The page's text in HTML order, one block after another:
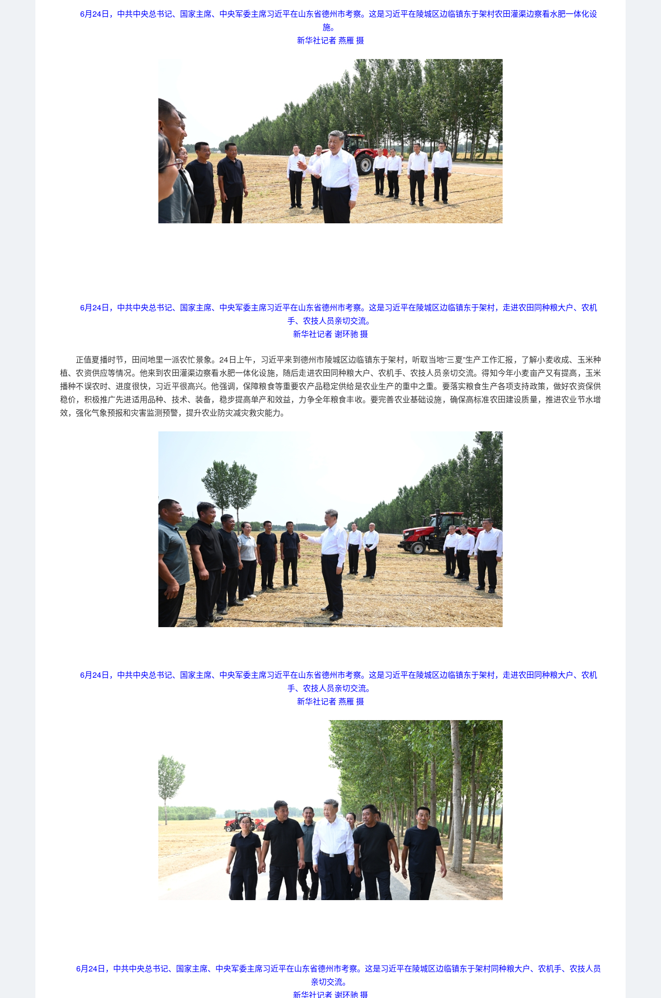
6月24日，中共中央总书记、国家主席、中央军委主席习近平在山东省德州市考察。这是习近平在陵城区边临镇东于架村农田灌渠边察看水肥一体化设
施。
新华社记者 燕雁 摄
6月24日，中共中央总书记、国家主席、中央军委主席习近平在山东省德州市考察。这是习近平在陵城区边临镇东于架村，走进农田同种粮大户、农机
手、农技人员亲切交流。
新华社记者 谢环驰 摄
正值夏播时节，田间地里一派农忙景象。24日上午，习近平来到德州市陵城区边临镇东于架村，听取当地“三夏”生产工作汇报，了解小麦收成、玉米种
植、农资供应等情况。他来到农田灌渠边察看水肥一体化设施，随后走进农田同种粮大户、农机手、农技人员亲切交流。得知今年小麦亩产又有提高，玉米
播种不误农时、进度很快，习近平很高兴。他强调，保障粮食等重要农产品稳定供给是农业生产的重中之重。要落实粮食生产各项支持政策，做好农资保供
稳价，积极推广先进适用品种、技术、装备，稳步提高单产和效益，力争全年粮食丰收。要完善农业基础设施，确保高标准农田建设质量，推进农业节水增
效，强化气象预报和灾害监测预警，提升农业防灾减灾救灾能力。
6月24日，中共中央总书记、国家主席、中央军委主席习近平在山东省德州市考察。这是习近平在陵城区边临镇东于架村，走进农田同种粮大户、农机
手、农技人员亲切交流。
新华社记者 燕雁 摄
6月24日，中共中央总书记、国家主席、中央军委主席习近平在山东省德州市考察。这是习近平在陵城区边临镇东于架村同种粮大户、农机手、农技人员
亲切交流。
新华社记者 谢环驰 摄